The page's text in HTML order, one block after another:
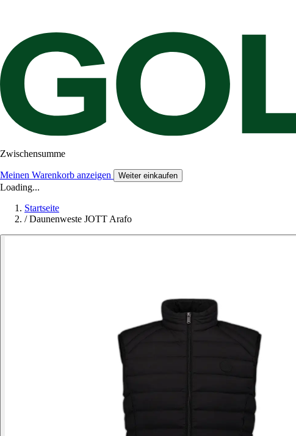
Zwischensumme
Meinen Warenkorb anzeigen Weiter einkaufen
Loading...
Startseite
/ Daunenweste JOTT Arafo